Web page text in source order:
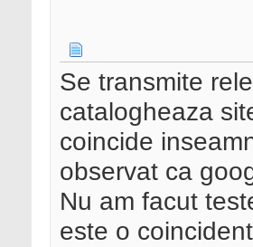
Se transmite
catalogheaza
coincide
observat ca
Nu am facut
este o